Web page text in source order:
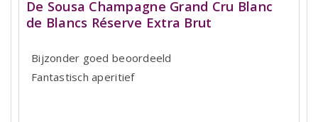
De Sousa Champagne Grand Cru Blanc
de Blancs Réserve Extra Brut
Bijzonder goed beoordeeld
Fantastisch aperitief